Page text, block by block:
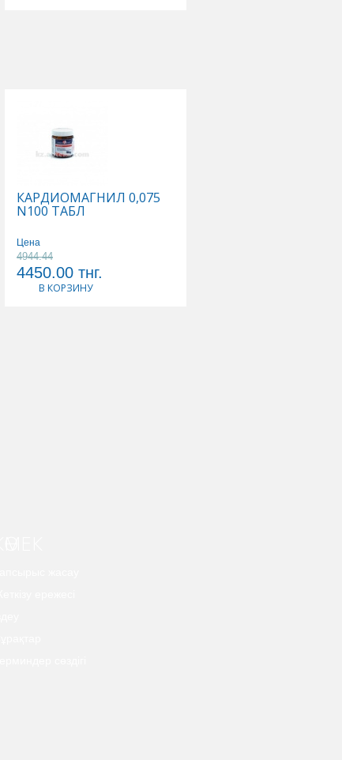
КАРДИОМАГНИЛ 0,075
N100 ТАБЛ
Цена
4944.44
4450.00 тнг.
В КОРЗИНУ